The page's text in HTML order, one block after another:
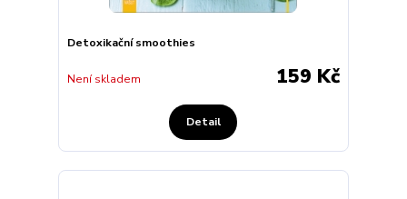
Detoxikační smoothies
159 Kč
Není skladem
Detail